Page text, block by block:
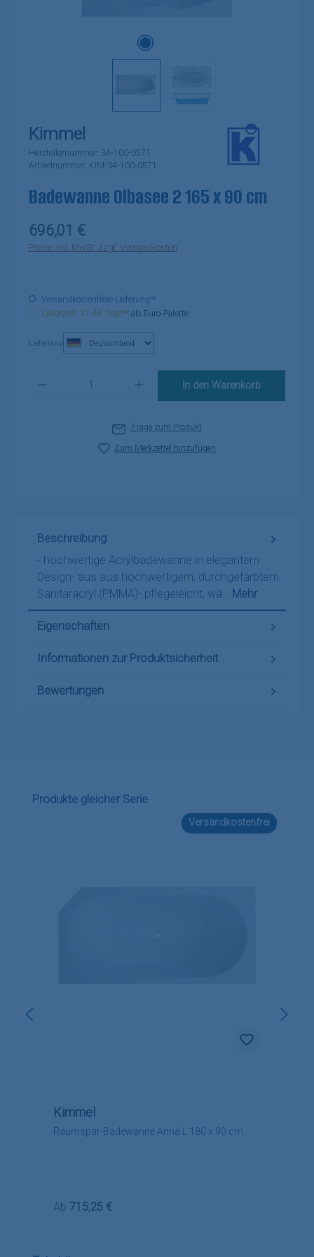
Kimmel
Herstellernummer: 34-100-0571
Artikelnummer: KIM-34-100-0571
Badewanne Olbasee 2 165 x 90 cm
Regulärer Preis:
696,01 €
Preise inkl. MwSt. zzgl. Versandkosten
Versandkostenfreie Lieferung!*
Lieferzeit: 31-45 Tage** als Euro-Palette
Lieferland
In den Warenkorb
Frage zum Produkt
Zum Merkzettel hinzufügen
Beschreibung
- hochwertige Acrylbadewanne in elegantem
Design- aus aus hochwertigem, durchgefärbtem
Sanitäracryl (PMMA)- pflegeleicht, wä…
Mehr
Eigenschaften
Informationen zur Produktsicherheit
Bewertungen
Produktgalerie überspringen
Produkte gleicher Serie
Versandkostenfrei
Raumspar-Badewanne Anna L 180 x 90 cm
Kimmel
Regulärer Preis:
Ab 715,25 €